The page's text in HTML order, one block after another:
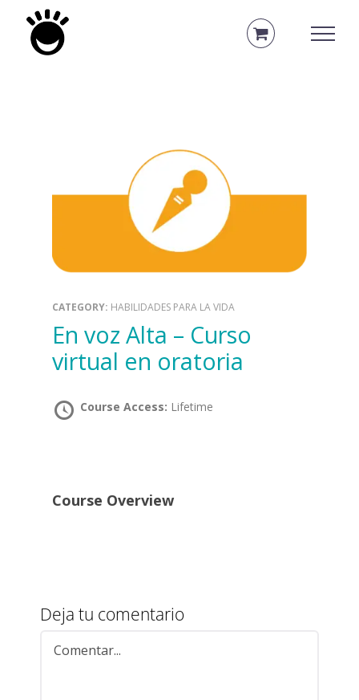
Saltar
contenido
CATEGORY: HABILIDADES PARA LA VIDA
En voz Alta – Curso
virtual en oratoria
Course Access: Lifetime
Course Overview
Deja tu comentario